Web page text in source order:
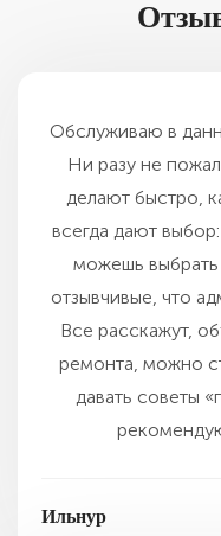
Обслуживаю в
Ни разу не
делают быстро,
всегда дают
можешь выбрать
отзывчивые, что
Все расскажут,
ремонта, можно
давать советы
Ильнур